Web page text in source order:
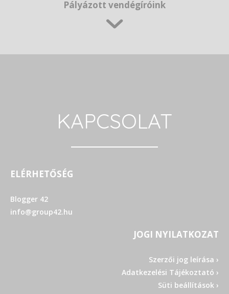
Pályázott vendégíróink
KAPCSOLAT
ELÉRHETŐSÉG
Blogger 42
info@group42.hu
JOGI NYILATKOZAT
Szerzői jog leírása ›
Adatkezelési Tájékoztató ›
Süti beállítások ›